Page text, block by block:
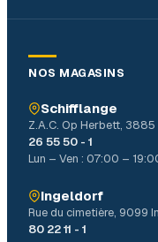
NOS MAGASINS
Schifflange
Z.A.C. Op Herbett,
26 55 50 - 1
Lun – Ven : 07:00 –
Ingeldorf
Rue du cimetière, 9099
80 22 11 - 1